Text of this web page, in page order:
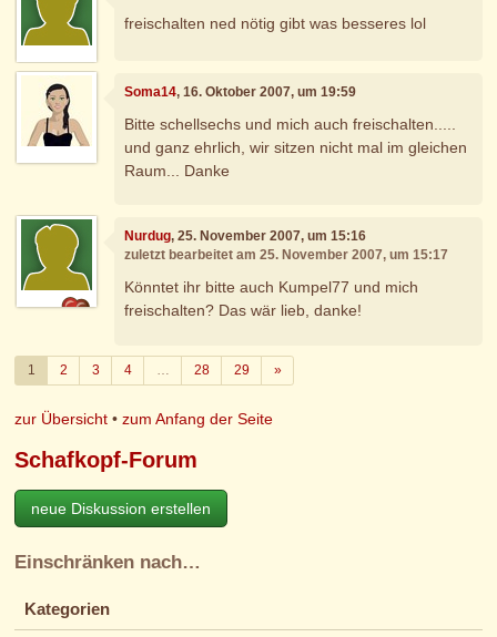
freischalten ned nötig gibt was besseres lol
Soma14, 16. Oktober 2007, um 19:59
Bitte schellsechs und mich auch freischalten.....
und ganz ehrlich, wir sitzen nicht mal im gleichen
Raum... Danke
Nurdug, 25. November 2007, um 15:16
zuletzt bearbeitet am 25. November 2007, um 15:17
Könntet ihr bitte auch Kumpel77 und mich
freischalten? Das wär lieb, danke!
1 2 3 4 … 28 29 »Weiter
zur Übersicht •zum Anfang der Seite
Schafkopf-Forum
neue Diskussion erstellen
Einschränken nach…
Kategorien